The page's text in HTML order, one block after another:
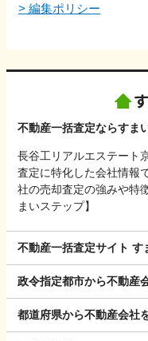
> 編集ポリシー
不動産一括査定ならすま
長谷工リアルエステート
査定に特化した会社情報
社の売却査定の強みや特
まいステップ】
不動産一括査定サイト す
政令指定都市から不動産
都道府県から不動産会社